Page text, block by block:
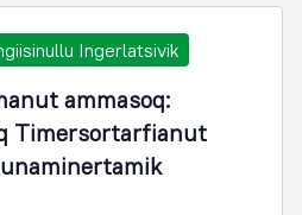
Ingerlatsivik
ammasoq:
Timersortarfianut